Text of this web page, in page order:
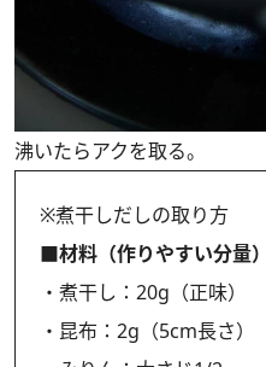
沸いたらアクを取る。
※煮干しだしの取り方
■材料（作りやすい分量）
・煮干し：20g（正味）
・昆布：2g（5cm長さ）